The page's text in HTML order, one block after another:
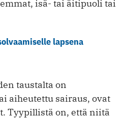
isä- tai äitipuoli tai
lapsena
taustalta on
aiheutettu sairaus, ovat
Tyypillistä on, että niitä